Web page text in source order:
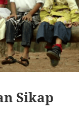
Sikap